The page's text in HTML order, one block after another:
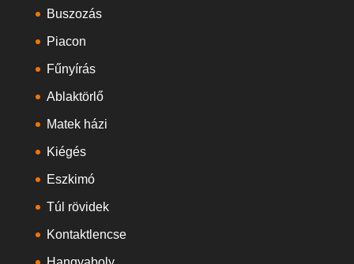
Buszozás
Piacon
Fűnyírás
Ablaktörlő
Matek házi
Kiégés
Eszkimó
Túl rövidek
Kontaktlencse